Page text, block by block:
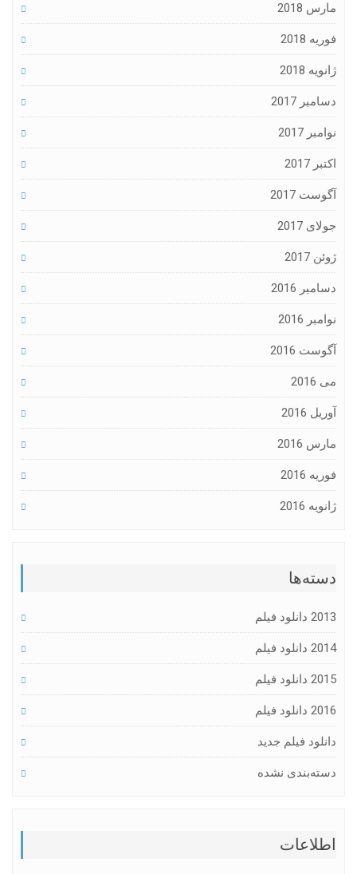
مارس 2018
فوریه 2018
ژانویه 2018
دسامبر 2017
نوامبر 2017
اکتبر 2017
آگوست 2017
جولای 2017
ژوئن 2017
دسامبر 2016
نوامبر 2016
آگوست 2016
می 2016
آوریل 2016
مارس 2016
فوریه 2016
ژانویه 2016
دسته‌ها
2013 دانلود فیلم
2014 دانلود فیلم
2015 دانلود فیلم
2016 دانلود فیلم
دانلود فیلم جدید
دسته‌بندی نشده
اطلاعات